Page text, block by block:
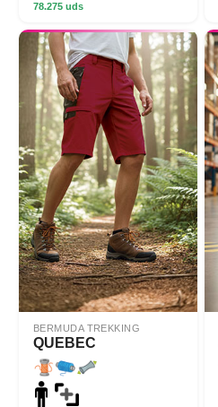
78.275 uds
BERMUDA TREKKING
QUEBEC